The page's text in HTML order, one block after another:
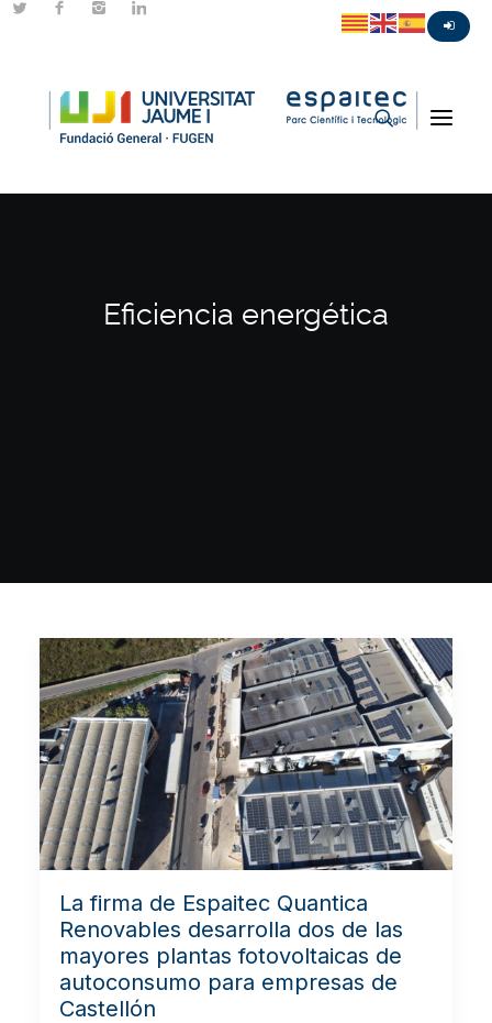
Eficiencia energética
La firma de Espaitec Quantica
Renovables desarrolla dos de las
mayores plantas fotovoltaicas de
autoconsumo para empresas de
Castellón